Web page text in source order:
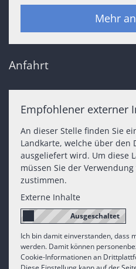
Mehr
Anfahrt
Empfohlener externer
An dieser Stelle finden Sie
Landkarte, welche über den
ausgeliefert wird. Um diese
müssen Sie der
zustimmen.
Externe Inhalte
Ich bin damit einverstanden, dass
werden. Damit können
Cookie-Informationen an